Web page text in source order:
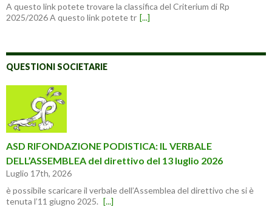
A questo link potete trovare la classifica del Criterium di Rp
2025/2026 A questo link potete tr [...]
QUESTIONI SOCIETARIE
ASD RIFONDAZIONE PODISTICA: IL VERBALE
DELL’ASSEMBLEA del direttivo del 13 luglio 2026
Luglio 17th, 2026
è possibile scaricare il verbale dell’Assemblea del direttivo che si è
tenuta l’11 giugno 2025. [...]